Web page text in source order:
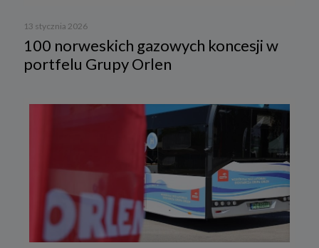
13 stycznia 2026
100 norweskich gazowych koncesji w
portfelu Grupy Orlen